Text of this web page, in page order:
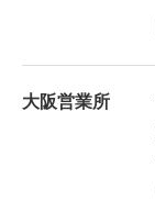
大阪営業所